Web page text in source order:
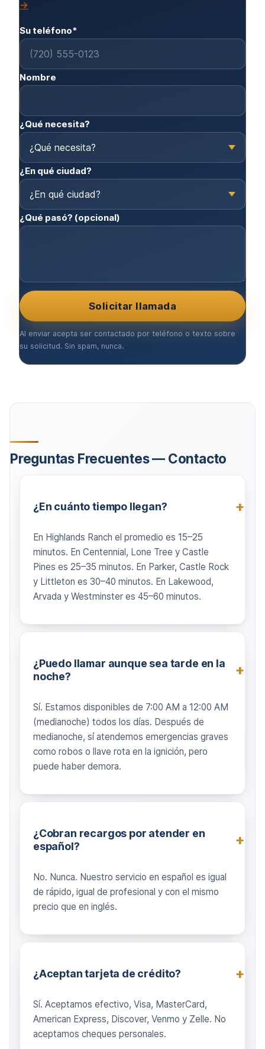
→
Su teléfono*
Nombre
¿Qué necesita?
¿En qué ciudad?
¿Qué pasó? (opcional)
Solicitar llamada
Al enviar acepta ser contactado por teléfono o texto sobre
su solicitud. Sin spam, nunca.
Preguntas Frecuentes — Contacto
¿En cuánto tiempo llegan?
En Highlands Ranch el promedio es 15–25
minutos. En Centennial, Lone Tree y Castle
Pines es 25–35 minutos. En Parker, Castle Rock
y Littleton es 30–40 minutos. En Lakewood,
Arvada y Westminster es 45–60 minutos.
¿Puedo llamar aunque sea tarde en la
noche?
Sí. Estamos disponibles de 7:00 AM a 12:00 AM
(medianoche) todos los días. Después de
medianoche, sí atendemos emergencias graves
como robos o llave rota en la ignición, pero
puede haber demora.
¿Cobran recargos por atender en
español?
No. Nunca. Nuestro servicio en español es igual
de rápido, igual de profesional y con el mismo
precio que en inglés.
¿Aceptan tarjeta de crédito?
Sí. Aceptamos efectivo, Visa, MasterCard,
American Express, Discover, Venmo y Zelle. No
aceptamos cheques personales.